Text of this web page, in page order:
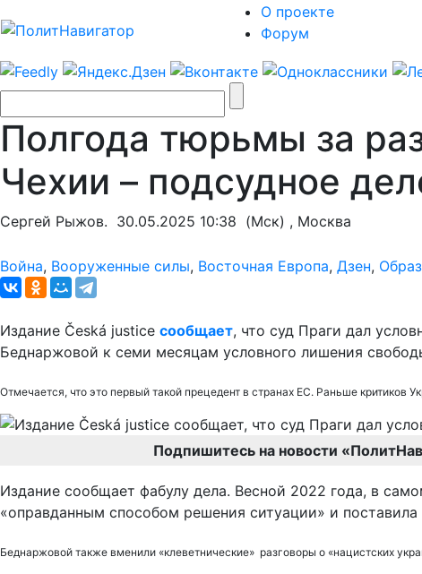
О проекте
Форум
Полгода тюрьмы за
Чехии – подсудное
Сергей Рыжов. 30.05.2025 10:38 (Мск) , Москва
Война, Вооруженные силы, Восточная Европа, Дзен,
Издание Česká justice сообщает, что суд Праги дал
Беднаржовой к семи месяцам условного лишения
Отмечается, что это первый такой прецедент в странах ЕС. Раньше
Подпишитесь на новости
Издание сообщает фабулу дела. Весной 2022 года, в
«оправданным способом решения ситуации» и
Беднаржовой также вменили «клеветнические» разговоры о «нацистских